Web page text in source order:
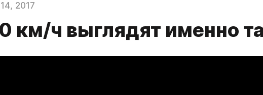
2017
км/ч выглядят именно